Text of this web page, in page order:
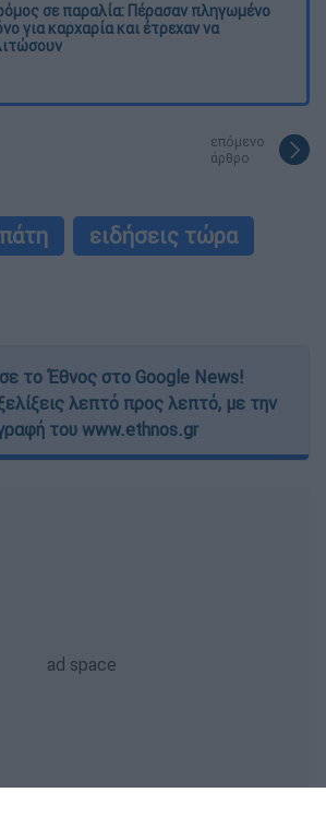
σε παραλία: Πέρασαν πληγωμένο
για καρχαρία και έτρεχαν να
επόμενο
άρθρο
ειδήσεις τώρα
το Έθνος στο Google News!
λεπτό προς λεπτό, με την
του www.ethnos.gr